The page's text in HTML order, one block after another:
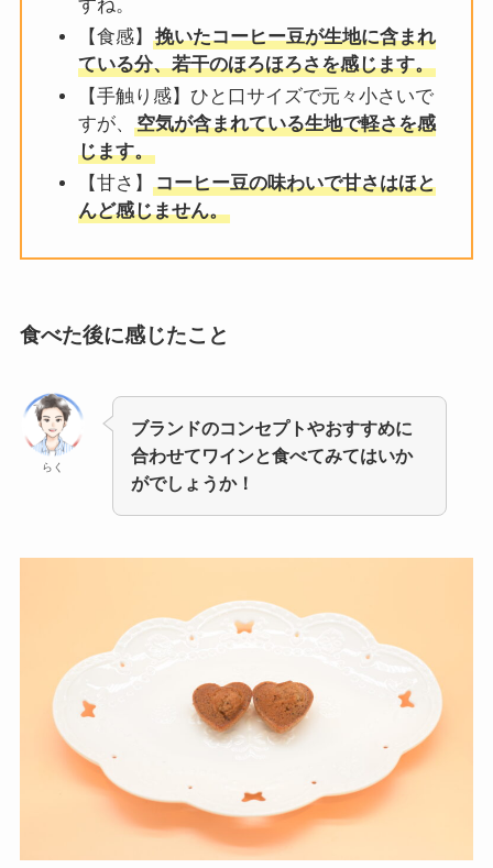
すね。
【食感】
挽いたコーヒー豆が生地に含まれ
ている分、若干のほろほろさを感じます。
【手触り感】ひと口サイズで元々小さいで
すが、
空気が含まれている生地で軽さを感
じます。
【甘さ】
コーヒー豆の味わいで甘さはほと
んど感じません。
食べた後に感じたこと
らく
ブランドのコンセプトやおすすめに
合わせてワインと食べてみてはいか
がでしょうか！